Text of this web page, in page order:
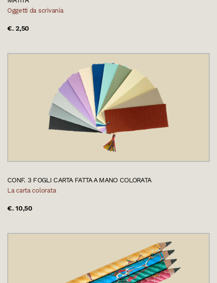
Oggetti da scrivania
€. 2,50
CONF. 3 FOGLI CARTA FATTA A MANO COLORATA
La carta colorata
€. 10,50